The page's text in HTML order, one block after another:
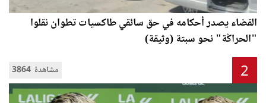
القضاء يصدر أحكامه في حق سائقي طاكسيات تطوان نقلوا
"الحراݣة" نحو سبتة (وثيقة)
3864 مشاهدة 2